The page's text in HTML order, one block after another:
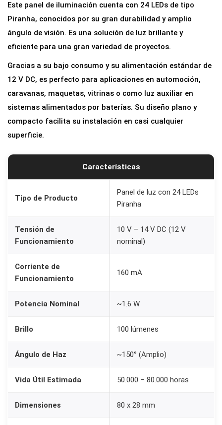
Este panel de iluminación cuenta con 24 LEDs de tipo
Piranha, conocidos por su gran durabilidad y amplio
ángulo de visión. Es una solución de luz brillante y
eficiente para una gran variedad de proyectos.
Gracias a su bajo consumo y su alimentación estándar de
12 V DC, es perfecto para aplicaciones en automoción,
caravanas, maquetas, vitrinas o como luz auxiliar en
sistemas alimentados por baterías. Su diseño plano y
compacto facilita su instalación en casi cualquier
superficie.
Características
Tipo de Producto
Panel de luz con 24 LEDs
Piranha
Tensión de
Funcionamiento
10 V – 14 V DC (12 V
nominal)
Corriente de
Funcionamiento
160 mA
Potencia Nominal ~1.6 W
Brillo 100 lúmenes
Ángulo de Haz ~150° (Amplio)
Vida Útil Estimada 50.000 – 80.000 horas
Dimensiones 80 x 28 mm